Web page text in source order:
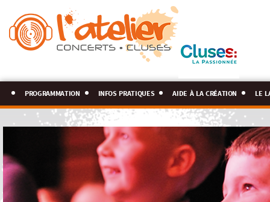
programmation infos pratiques aide à la création le